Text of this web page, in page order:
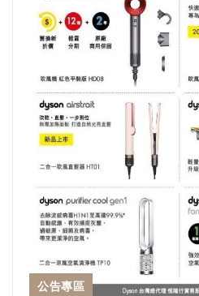
公告專區